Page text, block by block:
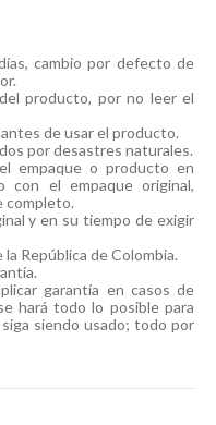
cambio por defecto de
producto, por no leer el
de usar el producto.
por desastres naturales.
empaque o producto en
con el empaque original,
completo.
y en su tiempo de exigir
República de Colombia.
garantía en casos de
hará todo lo posible para
siendo usado; todo por